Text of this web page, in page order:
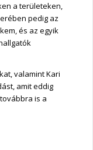
a területeken,
pedig az
és az egyik
valamint Kari
amit eddig
is a